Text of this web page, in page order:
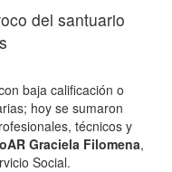
del santuario
baja calificación o
hoy se sumaron
técnicos y
Graciela Filomena,
Social.